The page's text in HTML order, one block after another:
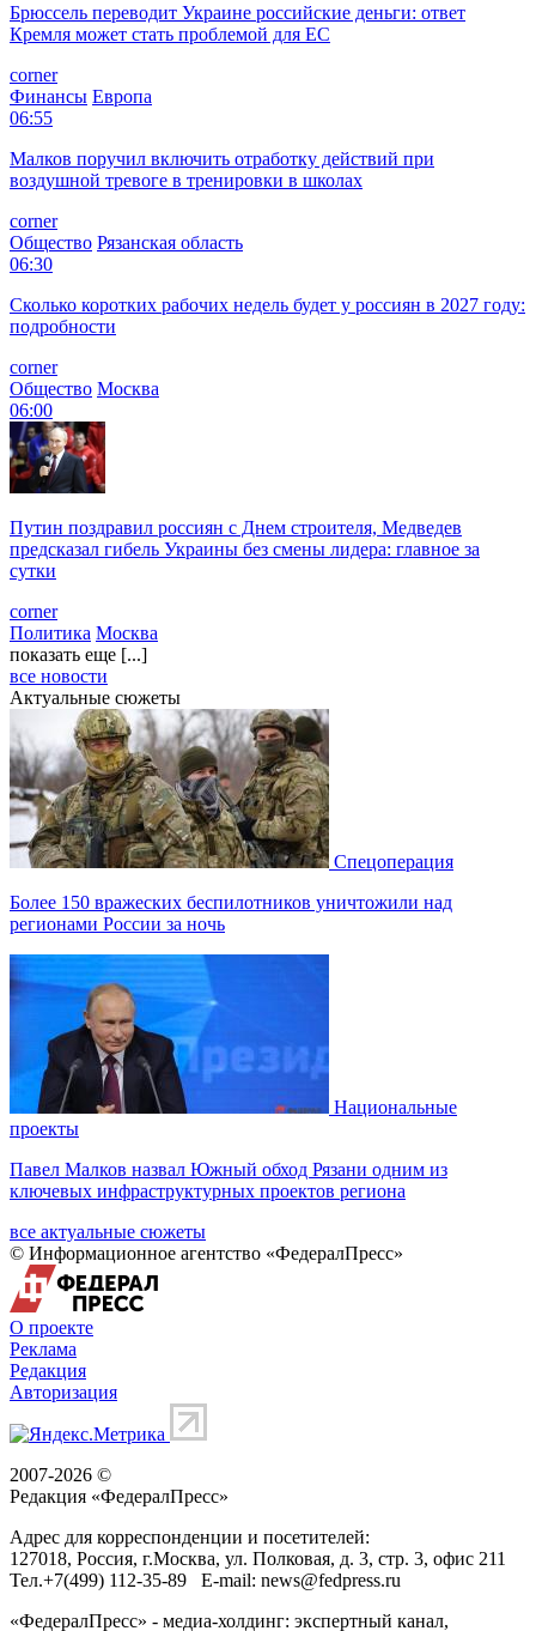
Брюссель переводит Украине российские деньги: ответ
Кремля может стать проблемой для EC
corner
Финансы Европа
06:55
Малков поручил включить отработку действий при
воздушной тревоге в тренировки в школах
corner
Общество Рязанская область
06:30
Сколько коротких рабочих недель будет у россиян в 2027 году:
подробности
corner
Общество Москва
06:00
Путин поздравил россиян с Днем строителя, Медведев
предсказал гибель Украины без смены лидера: главное за
сутки
corner
Политика Москва
показать еще [...]
все новости
Актуальные сюжеты
Спецоперация
Более 150 вражеских беспилотников уничтожили над
регионами России за ночь
Национальные
проекты
Павел Малков назвал Южный обход Рязани одним из
ключевых инфраструктурных проектов региона
все актуальные сюжеты
© Информационное агентство «ФедералПресс»
О проекте
Реклама
Редакция
Авторизация
2007-2026 ©
Редакция «ФедералПресс»
Адрес для корреспонденции и посетителей:
127018, Россия, г.Москва, ул. Полковая, д. 3, стр. 3, офис 211
Тел.+7(499) 112-35-89 E-mail: news@fedpress.ru
«ФедералПресс» - медиа-холдинг: экспертный канал,